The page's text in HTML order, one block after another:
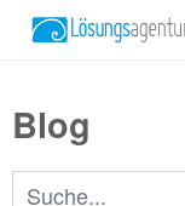
Blog
Suchbegriffe